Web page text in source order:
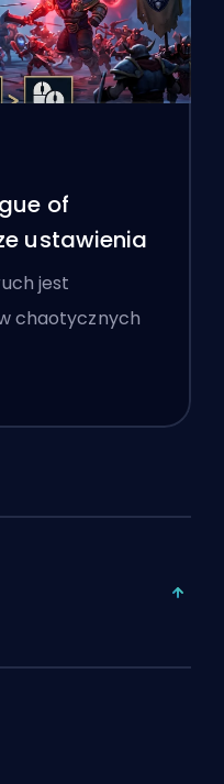
of
ustawienia
jest
chaotycznych